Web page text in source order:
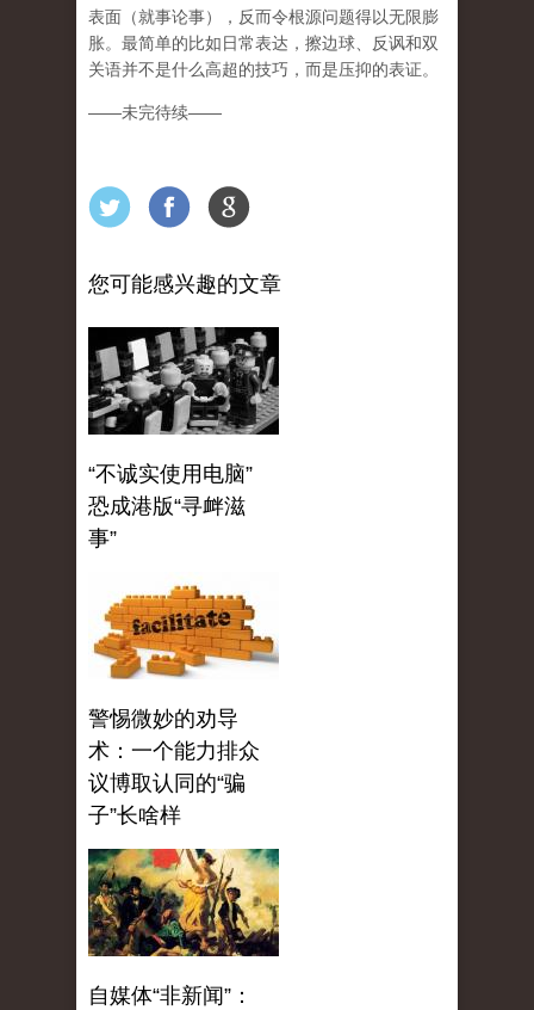
表面（就事论事），反而令根源问题得以无限膨
胀。最简单的比如日常表达，擦边球、反讽和双
关语并不是什么高超的技巧，而是压抑的表证。
——未完待续——
您可能感兴趣的文章
“不诚实使用电脑”
恐成港版“寻衅滋
事”
警惕微妙的劝导
术：一个能力排众
议博取认同的“骗
子”长啥样
自媒体“非新闻”：